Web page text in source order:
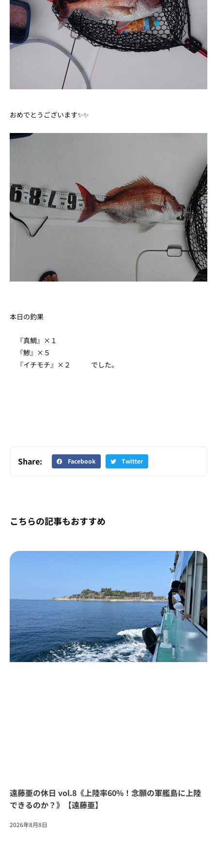
おめでとうございます✨✨
本日の釣果
『真鯛』×１
『鯵』×５
『イチモチ』×２ でした。
Share: Facebook Twitter
こちらの記事もおすすめ
遠藤亜の休日 vol.8《上陸率60%！念願の軍艦島に上陸
できるのか？》【遠藤亜】
2026年8月8日